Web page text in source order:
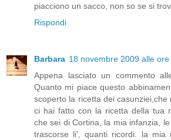
piacciono un sacco, non so se si
Rispondi
Barbara 18 novembre 2009 alle
Appena lasciato un commento
Quanto mi piace questo
scoperto la ricetta dei
ci hai fatto con la ricetta della tua
che sei di Cortina, la mia infanzia,
trascorse li', quanti ricordi. la mia